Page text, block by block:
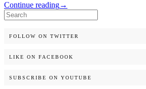
Continue reading→
Search
for:
FOLLOW ON TWITTER
LIKE ON FACEBOOK
SUBSCRIBE ON YOUTUBE